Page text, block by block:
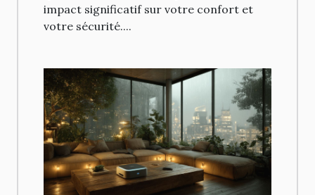
impact significatif sur votre confort et
votre sécurité....